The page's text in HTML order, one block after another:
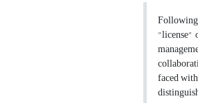
Following
"license"
faced